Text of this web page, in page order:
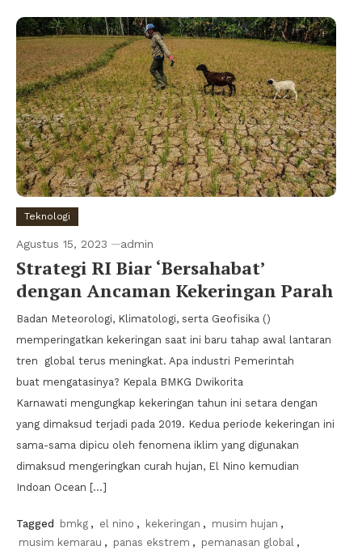
Teknologi
Agustus 15, 2023 admin
Strategi RI Biar ‘Bersahabat’
dengan Ancaman Kekeringan Parah
Badan Meteorologi, Klimatologi, serta Geofisika ()
memperingatkan kekeringan saat ini baru tahap awal lantaran
tren global terus meningkat. Apa industri Pemerintah
buat mengatasinya? Kepala BMKG Dwikorita
Karnawati mengungkap kekeringan tahun ini setara dengan
yang dimaksud terjadi pada 2019. Kedua periode kekeringan ini
sama-sama dipicu oleh fenomena iklim yang digunakan
dimaksud mengeringkan curah hujan, El Nino kemudian
Indoan Ocean […]
Tagged bmkg , el nino , kekeringan , musim hujan ,
musim kemarau , panas ekstrem , pemanasan global ,